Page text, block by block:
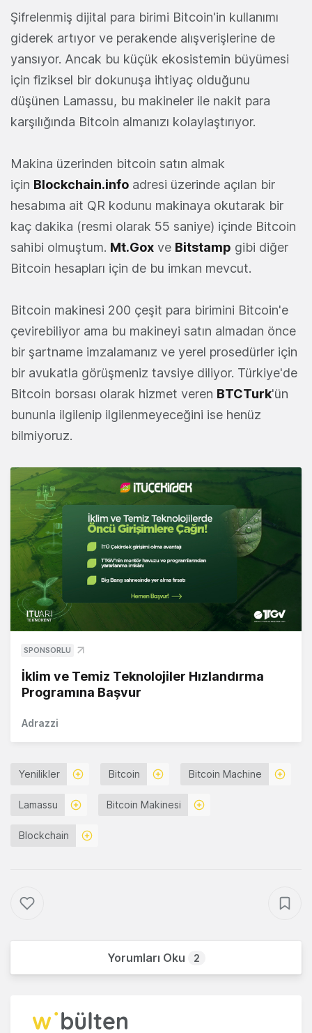
Şifrelenmiş dijital para birimi Bitcoin'in kullanımı
giderek artıyor ve perakende alışverişlerine de
yansıyor. Ancak bu küçük ekosistemin büyümesi
için fiziksel bir dokunuşa ihtiyaç olduğunu
düşünen Lamassu, bu makineler ile nakit para
karşılığında Bitcoin almanızı kolaylaştırıyor.
Makina üzerinden bitcoin satın almak
için Blockchain.info adresi üzerinde açılan bir
hesabıma ait QR kodunu makinaya okutarak bir
kaç dakika (resmi olarak 55 saniye) içinde Bitcoin
sahibi olmuştum. Mt.Gox ve Bitstamp gibi diğer
Bitcoin hesapları için de bu imkan mevcut.
Bitcoin makinesi 200 çeşit para birimini Bitcoin'e
çevirebiliyor ama bu makineyi satın almadan önce
bir şartname imzalamanız ve yerel prosedürler için
bir avukatla görüşmeniz tavsiye diliyor. Türkiye'de
Bitcoin borsası olarak hizmet veren BTCTurk'ün
bununla ilgilenip ilgilenmeyeceğini ise henüz
bilmiyoruz.
SPONSORLU
İklim ve Temiz Teknolojiler Hızlandırma
Programına Başvur
Adrazzi
Yenilikler Bitcoin Bitcoin Machine
Lamassu Bitcoin Makinesi
Blockchain
Yorumları Oku 2